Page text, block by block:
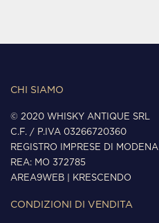
CHI SIAMO
© 2020 WHISKY ANTIQUE SRL
C.F. / P.IVA 03266720360
REGISTRO IMPRESE DI MODENA
REA: MO 372785
AREA9WEB
KRESCENDO
CONDIZIONI DI VENDITA